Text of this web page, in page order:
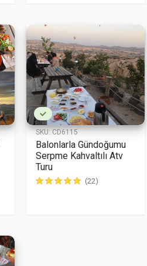
SKU:CD6115
Balonlarla Gündoğumu
Serpme Kahvaltılı Atv
Turu
(22)